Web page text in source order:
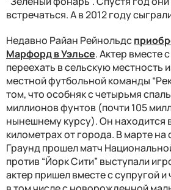
встречаться. А в 2012 году
Недавно Райан Рейнольдс
Марфорд в Уэльсе. Актер вместе
переехать в сельскую местность
местной футбольной команды
том, что особняк с четырьмя
миллионов фунтов (почти 105
нынешнему курсу). Он находится
километрах от города. В марте на
Граунд прошел матч
против “Йорк Сити” выступали
актер пришел вместе с супругой